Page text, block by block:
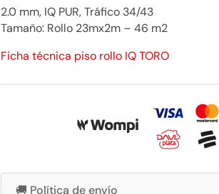
2.0 mm, IQ PUR, Tráfico 34/43
Tamaño: Rollo 23mx2m – 46 m2
Ficha técnica piso rollo IQ TORO
🚚 Política de envío